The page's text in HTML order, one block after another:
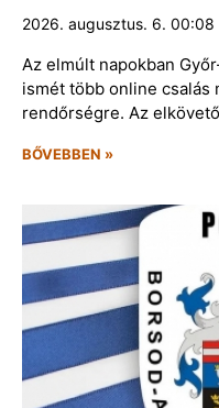
2026. augusztus. 6. 00:08
Az elmúlt napokban
ismét több online
rendőrségre. Az
BŐVEBBEN »